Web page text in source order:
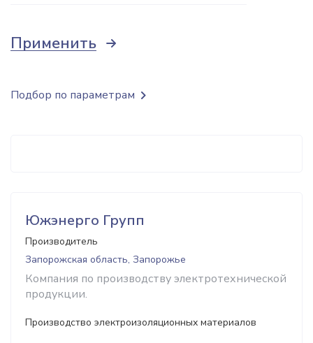
Применить
Южэнерго Групп
Производитель
Запорожская область, Запорожье
Компания по производству электротехнической
продукции.
Производство электроизоляционных материалов
Подбор по параметрам